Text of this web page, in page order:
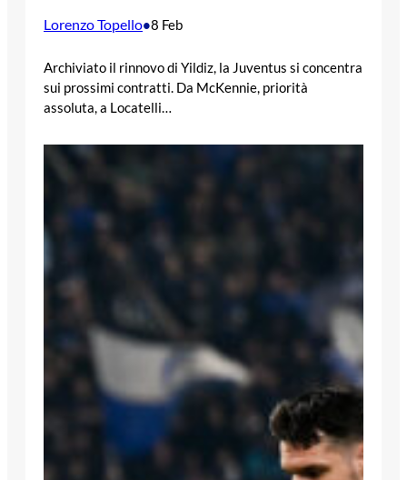
Lorenzo Topello•8 Feb
Archiviato il rinnovo di Yildiz, la Juventus si concentra
sui prossimi contratti. Da McKennie, priorità
assoluta, a Locatelli…